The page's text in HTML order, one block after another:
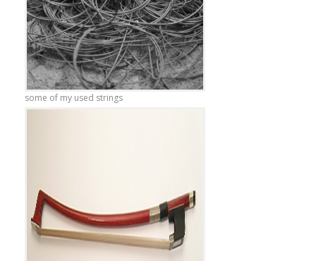
some of my used strings